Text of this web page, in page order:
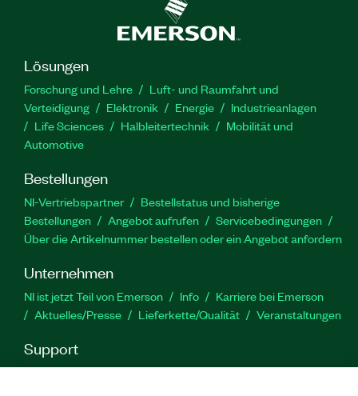
Lösungen
Forschung und Lehre
Luft- und Raumfahrt und
Verteidigung
Elektronik Energie
Industrieanlagen
Life Sciences
Halbleitertechnik
Mobilität und
Automotive
Bestellungen
NI-Vertriebspartner
Bestellstatus und bisherige
Bestellungen
Angebot aufrufen
Servicebedingungen
Über die Artikelnummer bestellen oder ein Angebot anfordern
Unternehmen
NI ist jetzt Teil von Emerson Info
Karriere bei Emerson
Aktuelles/Presse
Lieferkette/Qualität Veranstaltungen
Support
Downloads Produktdokumentation
Diskussionsforen